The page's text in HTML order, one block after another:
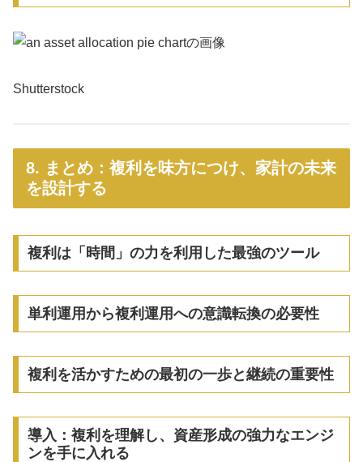
Shutterstock
8. まとめ：複利を味方につけ、家計の未来
を設計する
複利は「時間」の力を利用した最強のツール
単利運用から複利運用への意識転換の必要性
複利を活かすための最初の一歩と継続の重要性
導入：複利を理解し、資産形成の強力なエンジ
ンを手に入れる